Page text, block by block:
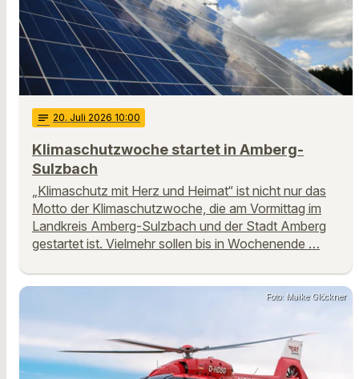
notes 20. Juli 2026 10:00
Klimaschutzwoche startet in Amberg-
Sulzbach
„Klimaschutz mit Herz und Heimat“ ist nicht nur das
Motto der Klimaschutzwoche, die am Vormittag im
Landkreis Amberg-Sulzbach und der Stadt Amberg
gestartet ist. Vielmehr sollen bis in Wochenende …
Foto: Maike Glöckner